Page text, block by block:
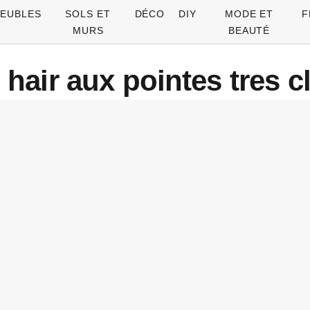
SOLS ET
MURS
DÉCO DIY
MODE ET
BEAUTÉ
aux pointes tres